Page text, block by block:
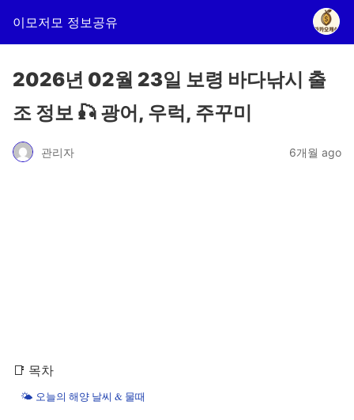
이모저모 정보공유
2026년 02월 23일 보령 바다낚시 출
조 정보 🎣 광어, 우럭, 주꾸미
관리자 6개월 ago
📑 목차
🌤️ 오늘의 해양 날씨 & 물때